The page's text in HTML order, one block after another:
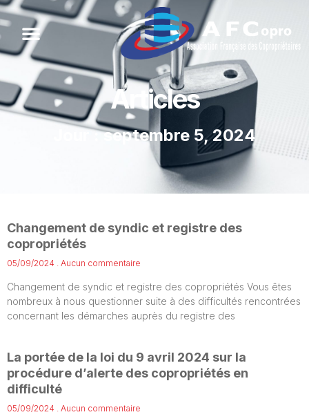
Articles
Jour : septembre 5, 2024
Changement de syndic et registre des
copropriétés
05/09/2024 Aucun commentaire
Changement de syndic et registre des copropriétés Vous êtes
nombreux à nous questionner suite à des difficultés rencontrées
concernant les démarches auprès du registre des
La portée de la loi du 9 avril 2024 sur la
procédure d’alerte des copropriétés en
difficulté
05/09/2024 Aucun commentaire